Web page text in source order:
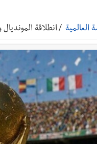
ومؤسسة الحريري تعقدان
صيدا تستقبل السيد محمد
أكاديمية نادي الحرية
العالمية /انطلاقة